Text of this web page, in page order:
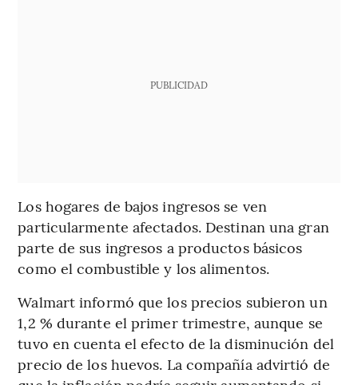
PUBLICIDAD
Los hogares de bajos ingresos se ven
particularmente afectados. Destinan una gran
parte de sus ingresos a productos básicos
como el combustible y los alimentos.
Walmart informó que los precios subieron un
1,2 % durante el primer trimestre, aunque se
tuvo en cuenta el efecto de la disminución del
precio de los huevos. La compañía advirtió de